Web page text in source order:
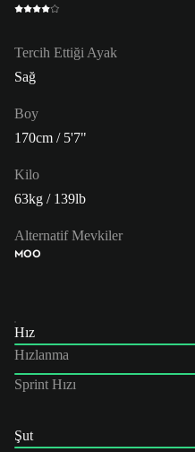
Tercih Ettiği Ayak
Sağ
Boy
170cm / 5'7"
Kilo
63kg / 139lb
Alternatif Mevkiler
MOO
Hız
Hızlanma
Sprint Hızı
Şut